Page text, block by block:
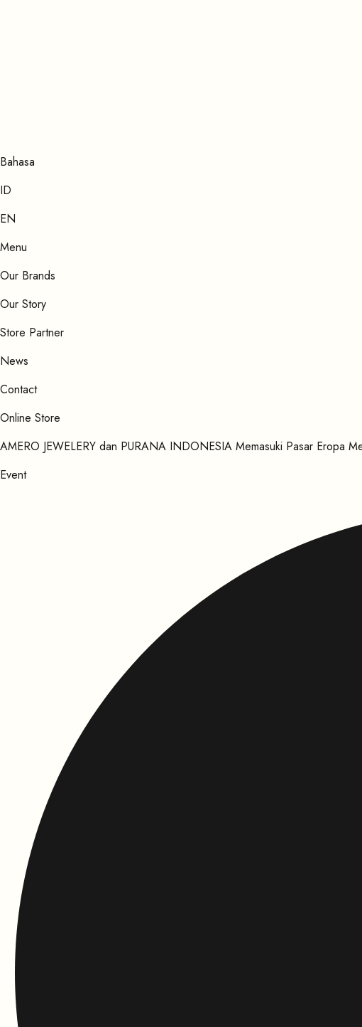
Bahasa
ID
EN
Menu
Our Brands
Our Story
Store Partner
News
Contact
Online Store
AMERO JEWELERY dan PURANA INDONESIA Memasuki Pasar Eropa
Event